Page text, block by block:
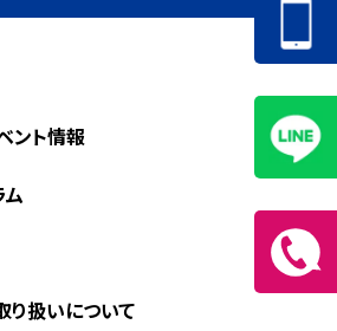
ント情報
り扱いについて